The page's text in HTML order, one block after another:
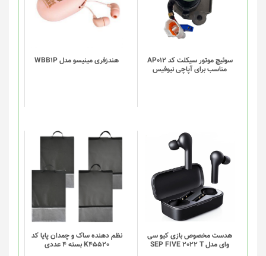
سوئیچ موتور سیکلت کد AP012
مناسب برای آپاچی نیوفیس
هندزفری مینیسو مدل WBB1P
هدست مخصوص بازی کیو سی
وای مدل SEP FIVE 2022 T
این
دارای
انواع
مختلفی
می
باشد.
گزینه
ها
نظم دهنده ساک و چمدان پایا کد
K45520 بسته 4 عددی
دارای
انواع
می
باشد.
گزینه
ها